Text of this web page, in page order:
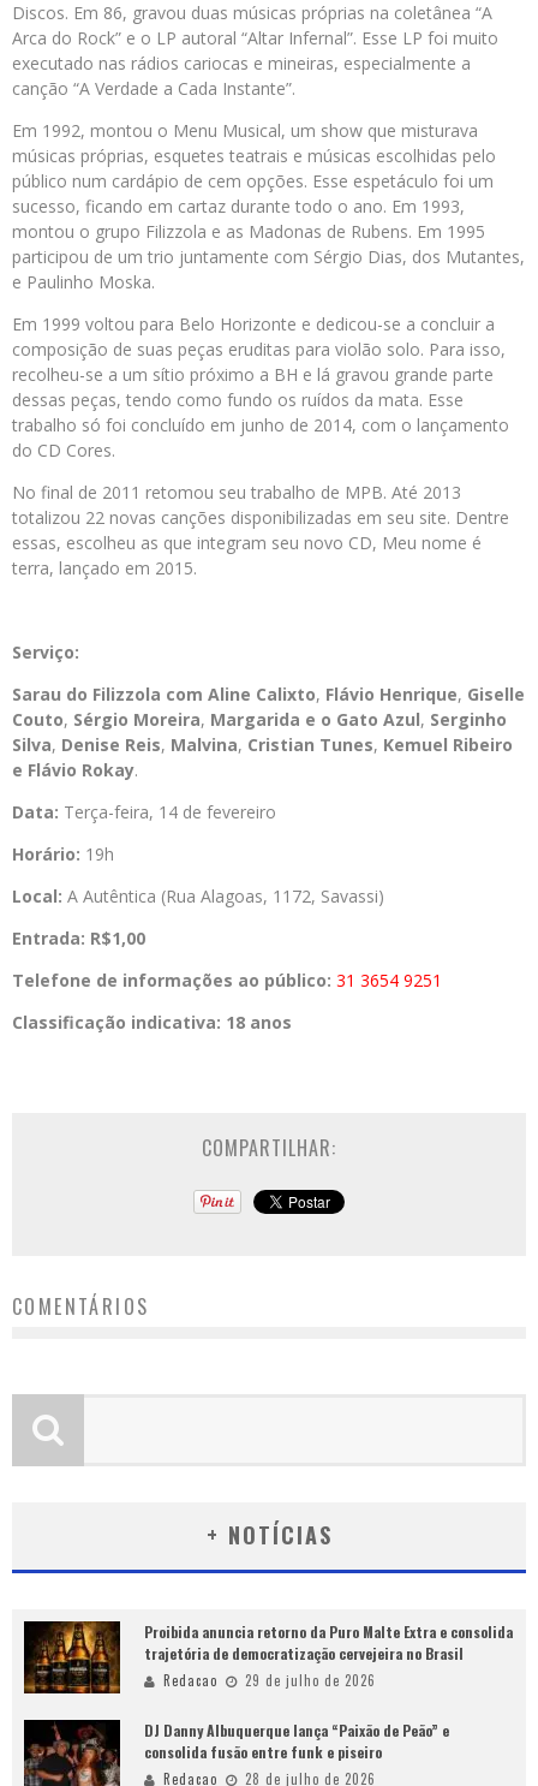
Discos. Em 86, gravou duas músicas próprias na coletânea “A
Arca do Rock” e o LP autoral “Altar Infernal”. Esse LP foi muito
executado nas rádios cariocas e mineiras, especialmente a
canção “A Verdade a Cada Instante”.
Em 1992, montou o Menu Musical, um show que misturava
músicas próprias, esquetes teatrais e músicas escolhidas pelo
público num cardápio de cem opções. Esse espetáculo foi um
sucesso, ficando em cartaz durante todo o ano. Em 1993,
montou o grupo Filizzola e as Madonas de Rubens. Em 1995
participou de um trio juntamente com Sérgio Dias, dos Mutantes,
e Paulinho Moska.
Em 1999 voltou para Belo Horizonte e dedicou-se a concluir a
composição de suas peças eruditas para violão solo. Para isso,
recolheu-se a um sítio próximo a BH e lá gravou grande parte
dessas peças, tendo como fundo os ruídos da mata. Esse
trabalho só foi concluído em junho de 2014, com o lançamento
do CD Cores.
No final de 2011 retomou seu trabalho de MPB. Até 2013
totalizou 22 novas canções disponibilizadas em seu site. Dentre
essas, escolheu as que integram seu novo CD, Meu nome é
terra, lançado em 2015.
Serviço:
Sarau do Filizzola com Aline Calixto, Flávio Henrique, Giselle
Couto, Sérgio Moreira, Margarida e o Gato Azul, Serginho
Silva, Denise Reis, Malvina, Cristian Tunes, Kemuel Ribeiro
e Flávio Rokay.
Data: Terça-feira, 14 de fevereiro
Horário: 19h
Local: A Autêntica (Rua Alagoas, 1172, Savassi)
Entrada: R$1,00
Telefone de informações ao público: 31 3654 9251
Classificação indicativa: 18 anos
COMPARTILHAR:
COMENTÁRIOS
+ NOTÍCIAS
Proibida anuncia retorno da Puro Malte Extra e consolida
trajetória de democratização cervejeira no Brasil
Redacao 29 de julho de 2026
DJ Danny Albuquerque lança “Paixão de Peão” e
consolida fusão entre funk e piseiro
Redacao 28 de julho de 2026